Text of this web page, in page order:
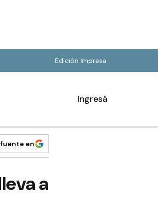
Edición Impresa
Ingresá
en
a